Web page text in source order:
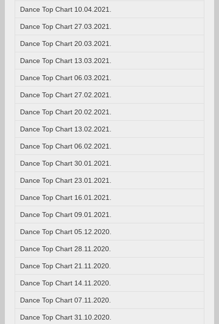
Dance Top Chart 10.04.2021.
Dance Top Chart 27.03.2021.
Dance Top Chart 20.03.2021.
Dance Top Chart 13.03.2021.
Dance Top Chart 06.03.2021.
Dance Top Chart 27.02.2021.
Dance Top Chart 20.02.2021.
Dance Top Chart 13.02.2021.
Dance Top Chart 06.02.2021.
Dance Top Chart 30.01.2021.
Dance Top Chart 23.01.2021.
Dance Top Chart 16.01.2021.
Dance Top Chart 09.01.2021.
Dance Top Chart 05.12.2020.
Dance Top Chart 28.11.2020.
Dance Top Chart 21.11.2020.
Dance Top Chart 14.11.2020.
Dance Top Chart 07.11.2020.
Dance Top Chart 31.10.2020.